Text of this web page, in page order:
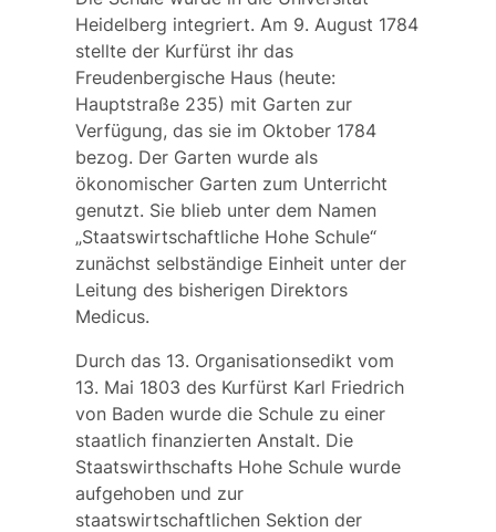
Heidelberg integriert. Am 9. August 1784
stellte der Kurfürst ihr das
Freudenbergische Haus(heute:
Hauptstraße 235) mit Garten zur
Verfügung, das sie im Oktober 1784
bezog. Der Garten wurde als
ökonomischer Garten zum Unterricht
genutzt. Sie blieb unter dem Namen
„Staatswirtschaftliche Hohe Schule“
zunächst selbständige Einheit unter der
Leitung des bisherigen Direktors
Medicus.
Durch das 13. Organisationsedikt vom
13. Mai 1803 des Kurfürst Karl Friedrich
von Badenwurde die Schule zu einer
staatlich finanzierten Anstalt. Die
Staatswirthschafts Hohe Schule wurde
aufgehoben und zur
staatswirtschaftlichen Sektionder